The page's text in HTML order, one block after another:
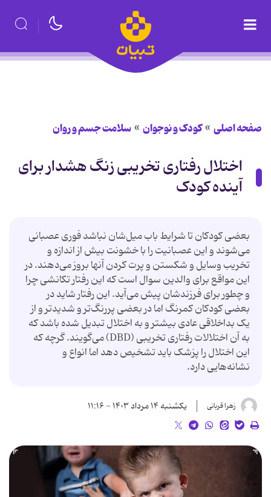
صفحه اصلی کودک و نوجوان سلامت جسم و روان
اختلال رفتاری تخریبی زنگ هشدار برای
آینده کودک
بعضی کودکان تا شرایط باب میل‌شان نباشد فوری عصبانی
می‌شوند و این عصبانیت را با خشونت بیش از اندازه و
تخریب وسایل و شکستن و پرت کردن آنها بروز می‌دهند. در
این مواقع برای والدین سوال است که این رفتار تکانشی چرا
و چطور برای فرزندشان پیش می‌آید. این رفتار شاید در
بعضی کودکان کمرنگ اما در بعضی پررنگ‌تر و شدیدتر و از
یک بداخلاقی عادی بیشتر و به اختلال تبدیل شده باشد که
به آن اختلالات رفتاری تخریبی (DBD) می‌گویند. گرچه که
این اختلال را پزشک باید تشخیص دهد اما انواع و
نشانه‌هایی دارد.
زهرا قربانی یکشنبه ۱۴ مرداد ۱۴۰۳ - ۱۱:۱۶